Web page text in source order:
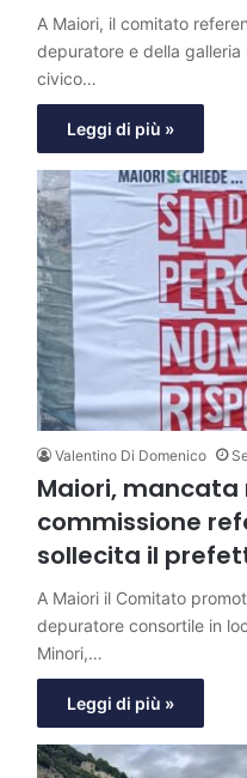
A Maiori, il comitato
depuratore e della
civico…
Leggi di più »
Valentino Di Domenico
Maiori,
commissione
sollecita il
A Maiori il Comitato
depuratore consortile in
Minori,…
Leggi di più »